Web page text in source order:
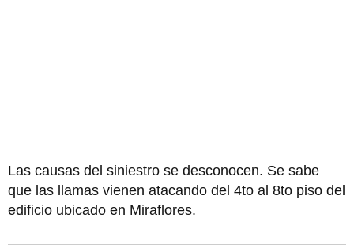
Las causas del siniestro se desconocen. Se sabe
que las llamas vienen atacando del 4to al 8to piso del
edificio ubicado en Miraflores.